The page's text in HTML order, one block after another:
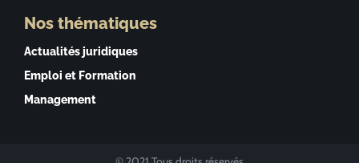
Nos thématiques
Actualités juridiques
Emploi et Formation
Management